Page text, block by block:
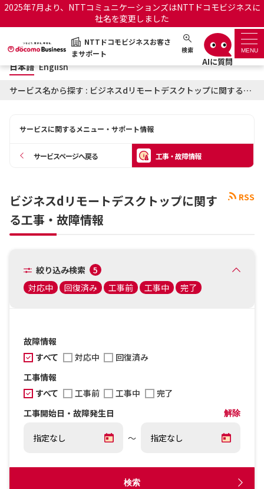
2025年7月より、NTTコミュニケーションズはNTTドコモビジネスに
社名を変更しました
NTTドコモビジネスお客さ
まサポート
検索 MENU
NTTドコモビジネスお客さまサポート 日本語 English
サポートトップ
OCNのお客さまはこちら
工事・故障情報通知サー
日本語 English
サービス名から探す : ビジネスdリモートデスクトップに関する工事・故障情報
サービスに関するメニュー・サポート情報
サービスページへ戻る 工事・故障情報
RSS
ビジネスdリモートデスクトップに関す
る工事・故障情報
絞り込み検索
5
対応中
回復済み 工事前 工事中 完了
故障情報
すべて
対応中
回復済み
工事情報
すべて
工事前 工事中
完了
工事開始日・故障発生日
解除
～
検索